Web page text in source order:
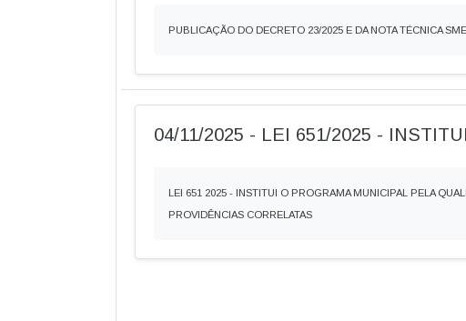
PUBLICAÇÃO DO DECRETO 23/2025 E DA NOTA TÉCNICA
04/11/2025 - LEI 651/2025 -
LEI 651 2025 - INSTITUI O PROGRAMA MUNICIPAL PELA
PROVIDÊNCIAS CORRELATAS